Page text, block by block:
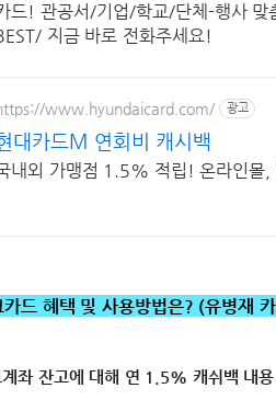
드! 관공서/기업/학교/단체-행사 맞
지금 바로 전화주세요!
www.hyundaicard.com/ 광고
대카드M 연회비 캐시백
내외 가맹점 1.5% 적립! 온라인몰
카드 혜택 및 사용방법은? (유병재
계좌 잔고에 대해 연 1.5% 캐쉬백 내